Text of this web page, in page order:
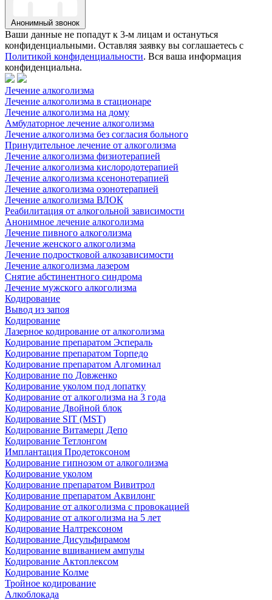
Анонимный звонок
Ваши данные не попадут к 3-м лицам и остануться
конфиденциальными. Оставляя заявку вы соглашаетесь с
Политикой конфиденциальности. Вся ваша информация
конфиденциальна.
Лечение алкоголизма
Лечение алкоголизма в стационаре
Лечение алкоголизма на дому
Амбулаторное лечение алкоголизма
Лечение алкоголизма без согласия больного
Принудительное лечение от алкоголизма
Лечение алкоголизма физиотерапией
Лечение алкоголизма кислородотерапией
Лечение алкоголизма ксенонотерапией
Лечение алкоголизма озонотерапией
Лечение алкоголизма ВЛОК
Реабилитация от алкогольной зависимости
Анонимное лечение алкоголизма
Лечение пивного алкоголизма
Лечение женского алкоголизма
Лечение подростковой алкозависимости
Лечение алкоголизма лазером
Снятие абстинентного синдрома
Лечение мужского алкоголизма
Кодирование
Вывод из запоя
Кодирование
Лазерное кодирование от алкоголизма
Кодирование препаратом Эспераль
Кодирование препаратом Торпедо
Кодирование препаратом Алгоминал
Кодирование по Довженко
Кодирование уколом под лопатку
Кодирование от алкоголизма на 3 года
Кодирование Двойной блок
Кодирование SIT (MST)
Кодирование Витамерц Депо
Кодирование Тетлонгом
Имплантация Продетоксоном
Кодирование гипнозом от алкоголизма
Кодирование уколом
Кодирование препаратом Вивитрол
Кодирование препаратом Аквилонг
Кодирование от алкоголизма с провокацией
Кодирование от алкоголизма на 5 лет
Кодирование Налтрексоном
Кодирование Дисульфирамом
Кодирование вшиванием ампулы
Кодирование Актоплексом
Кодирование Колме
Тройное кодирование
Алкоблокада